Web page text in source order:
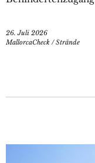
26. Juli 2026
MallorcaCheck /Strände